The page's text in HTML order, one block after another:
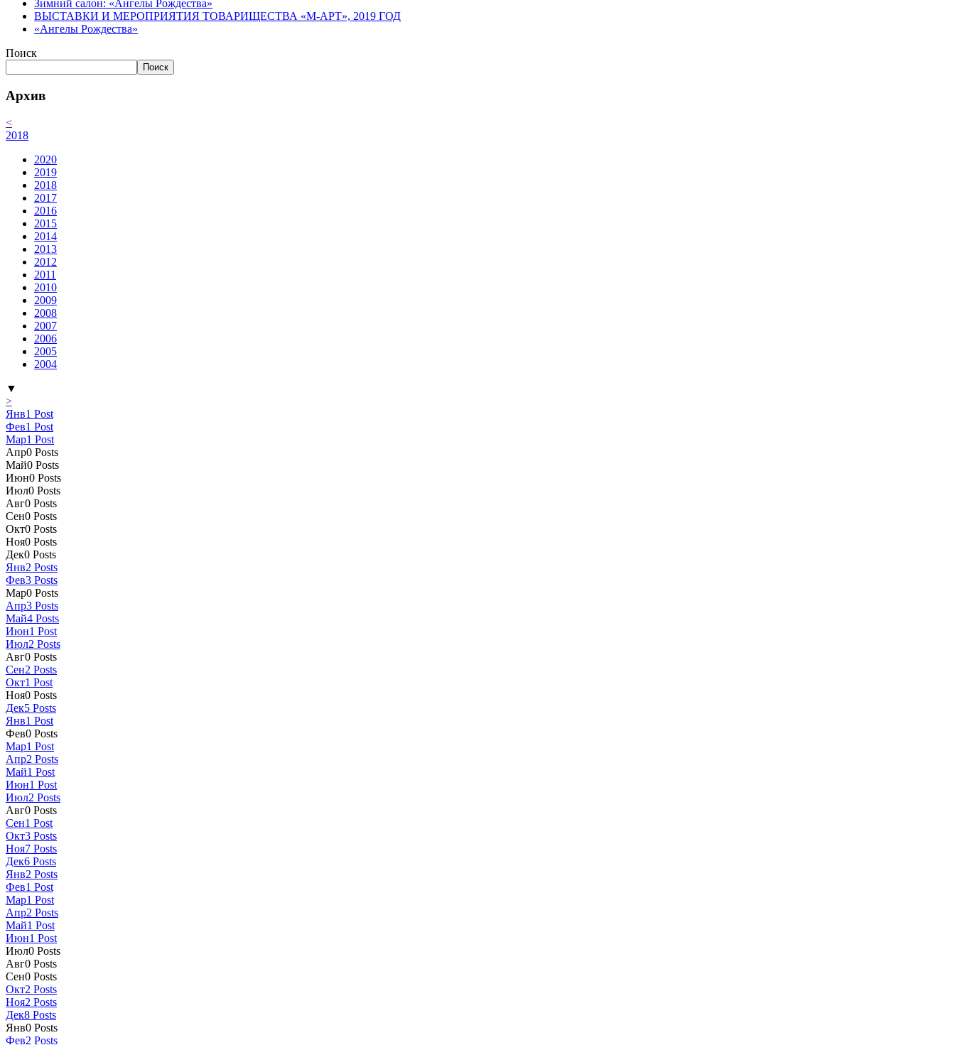
Зимний салон: «Ангелы Рождества»
ВЫСТАВКИ И МЕРОПРИЯТИЯ ТОВАРИЩЕСТВА «М-АРТ», 2019 ГОД
«Ангелы Рождества»
Поиск
Поиск
Архив
<
2018
2020
2019
2018
2017
2016
2015
2014
2013
2012
2011
2010
2009
2008
2007
2006
2005
2004
▼
>
Янв1 Post
Фев1 Post
Мар1 Post
Апр0 Posts
Май0 Posts
Июн0 Posts
Июл0 Posts
Авг0 Posts
Сен0 Posts
Окт0 Posts
Ноя0 Posts
Дек0 Posts
Янв2 Posts
Фев3 Posts
Мар0 Posts
Апр3 Posts
Май4 Posts
Июн1 Post
Июл2 Posts
Авг0 Posts
Сен2 Posts
Окт1 Post
Ноя0 Posts
Дек5 Posts
Янв1 Post
Фев0 Posts
Мар1 Post
Апр2 Posts
Май1 Post
Июн1 Post
Июл2 Posts
Авг0 Posts
Сен1 Post
Окт3 Posts
Ноя7 Posts
Дек6 Posts
Янв2 Posts
Фев1 Post
Мар1 Post
Апр2 Posts
Май1 Post
Июн1 Post
Июл0 Posts
Авг0 Posts
Сен0 Posts
Окт2 Posts
Ноя2 Posts
Дек8 Posts
Янв0 Posts
Фев2 Posts